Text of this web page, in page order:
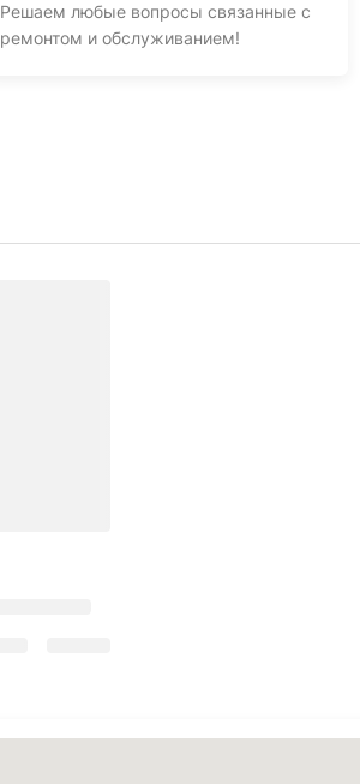
Решаем любые вопросы связанные с
ремонтом и обслуживанием!